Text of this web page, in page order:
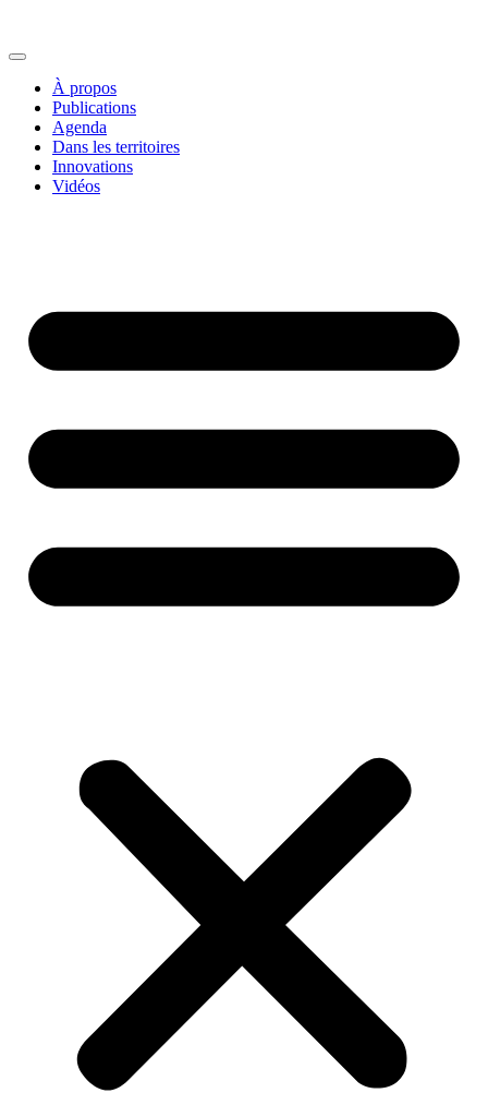
À propos
Publications
Agenda
Dans les territoires
Innovations
Vidéos